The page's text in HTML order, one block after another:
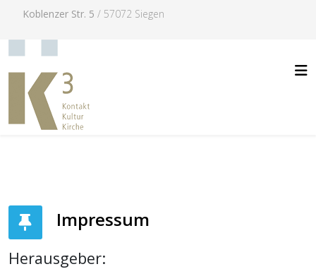
Koblenzer Str. 5 / 57072 Siegen
Impressum
Herausgeber: